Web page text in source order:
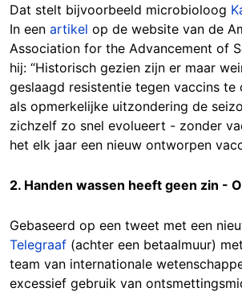
Dat stelt bijvoorbeeld microbioloog
In een artikel op de website van de
Association for the Advancement of
hij: “Historisch gezien zijn er maar
geslaagd resistentie tegen vaccins te
als opmerkelijke uitzondering de
zichzelf zo snel evolueert - zonder
het elk jaar een nieuw ontworpen
2. Handen wassen heeft geen zin -
Gebaseerd op een tweet met een
Telegraaf (achter een betaalmuur)
team van internationale
excessief gebruik van